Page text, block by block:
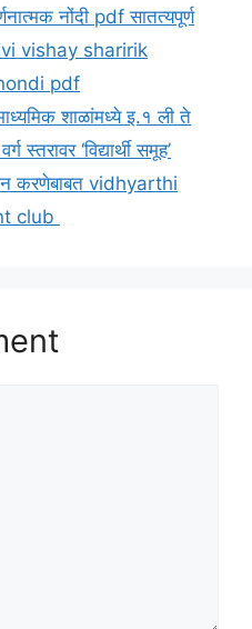
नोंदी pdf सातत्यपूर्ण
vishay sharirik
pdf
शाळांमध्ये इ.१ ली ते
स्तरावर ‘विद्यार्थी समूह’
करणेबाबत vidhyarthi
club